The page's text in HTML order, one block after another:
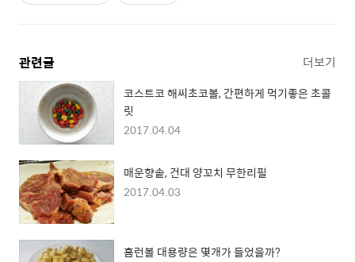
관련글 더보기
코스트코 해씨초코볼, 간편하게 먹기좋은 초콜
릿
2017.04.04
매운향솥, 건대 양꼬치 무한리필
2017.04.03
홈런볼 대용량은 몇개가 들었을까?